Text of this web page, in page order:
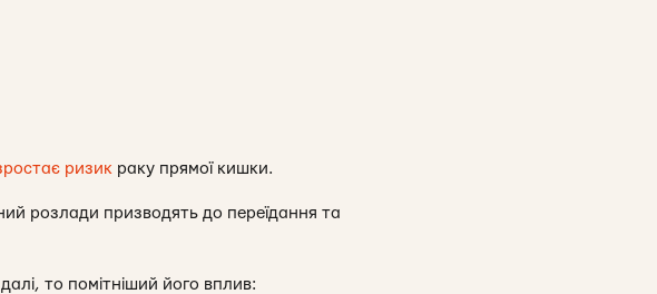
ризик раку прямої кишки.
розлади призводять до переїдання та
то помітніший його вплив: